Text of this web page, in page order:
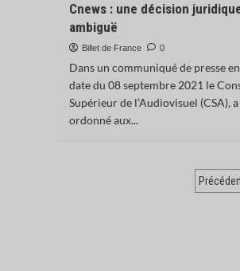
Cnews : une décision
ambiguë
Billet de France 0
Dans un communiqué de presse en
date du 08 septembre 2021 le
Supérieur de l’Audiovisuel (CSA), a
ordonné aux...